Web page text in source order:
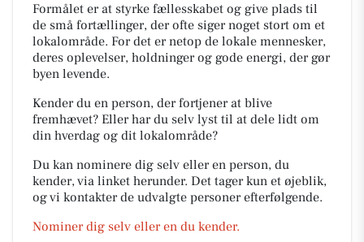
Formålet er at styrke fællesskabet og give plads til
de små fortællinger, der ofte siger noget stort om et
lokalområde. For det er netop de lokale mennesker,
deres oplevelser, holdninger og gode energi, der gør
byen levende.
Kender du en person, der fortjener at blive
fremhævet? Eller har du selv lyst til at dele lidt om
din hverdag og dit lokalområde?
Du kan nominere dig selv eller en person, du
kender, via linket herunder. Det tager kun et øjeblik,
og vi kontakter de udvalgte personer efterfølgende.
Nominer dig selv eller en du kender.